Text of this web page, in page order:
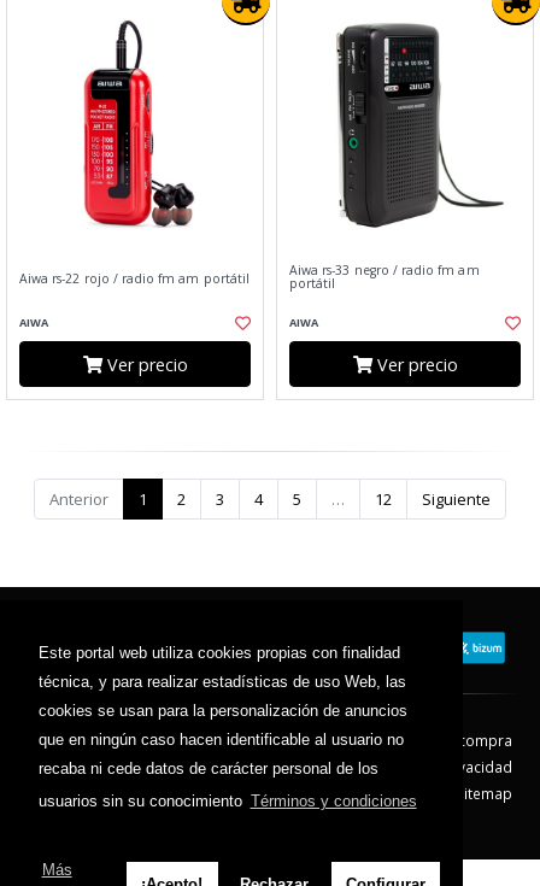
Este portal web utiliza cookies propias con finalidad
técnica, y para realizar estadísticas de uso Web, las
cookies se usan para la personalización de anuncios
que en ningún caso hacen identificable al usuario no
recaba ni cede datos de carácter personal de los
usuarios sin su conocimiento Términos y condiciones
Más
Aiwa rs-22 rojo / radio fm am portátil
AIWA
Ver precio
Aiwa rs-33 negro / radio fm am
portátil
AIWA
Ver precio
Anterior 1 2 3 4 5 … 12 Siguiente
Contacto Aviso Legal
Condiciones de compra
Política de envíos
Política de devolución
Política de Privacidad
Política de Cookies
Sitemap